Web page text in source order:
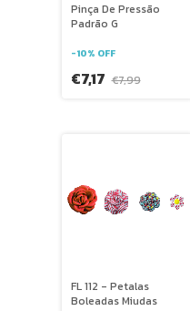
Pinça De Pressão
Padrão G
-10% OFF
€7,17 €7,99
FL 112 - Petalas
Boleadas Miudas